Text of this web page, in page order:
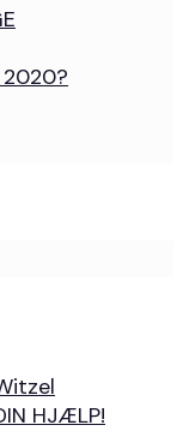
2020?
HJÆLP!